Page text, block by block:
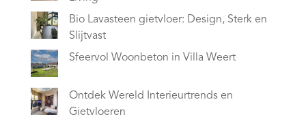
Bio Lavasteen gietvloer: Design, Sterk en
Slijtvast
Sfeervol Woonbeton in Villa Weert
Ontdek Wereld Interieurtrends en
Gietvloeren